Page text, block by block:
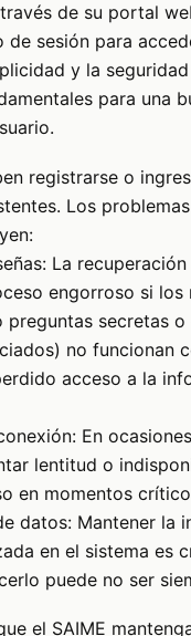
de su portal
de sesión para
y la
para una
registrarse o
Los
La
engorroso si los
preguntas secretas
no funcionan
acceso a la
En
lentitud o
en momentos
datos: Mantener la
en el sistema es
puede no ser
el SAIME